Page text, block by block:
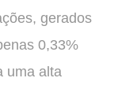
gerados
0,33%
uma alta